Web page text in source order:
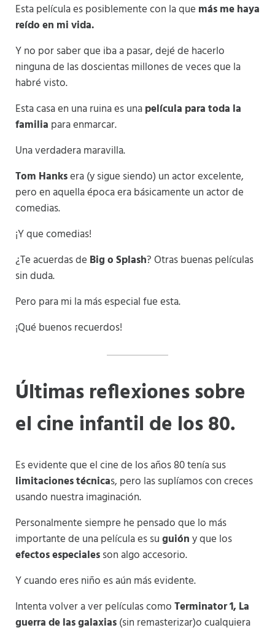
Esta película es posiblemente con la que más me haya
reído en mi vida.
Y no por saber que iba a pasar, dejé de hacerlo
ninguna de las doscientas millones de veces que la
habré visto.
Esta casa en una ruina es unapelícula para toda la
familia para enmarcar.
Una verdadera maravilla.
Tom Hanksera (y sigue siendo) un actor excelente,
pero en aquella época era básicamente un actor de
comedias.
¡Y que comedias!
¿Te acuerdas de Big o Splash? Otras buenas películas
sin duda.
Pero para mi la más especial fue esta.
¡Qué buenos recuerdos!
Últimas reflexiones sobre
el cine infantil de los 80.
Es evidente que el cine de los años 80 tenía sus
limitaciones técnicas, pero las suplíamos con creces
usando nuestra imaginación.
Personalmente siempre he pensado que lo más
importante de una película es suguióny que los
efectos especialesson algo accesorio.
Y cuando eres niño es aún más evidente.
Intenta volver a ver películas comoTerminator 1, La
guerra de las galaxias(sin remasterizar)o cualquiera